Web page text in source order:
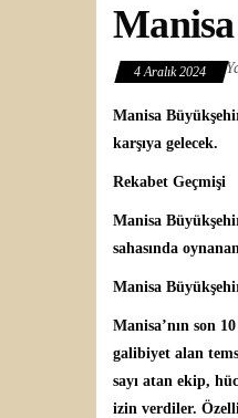
4 Aralık 2024
Manisa
karşıya gelecek.
Rekabet Geçmişi
Manisa
sahasında
Manisa
Manisa’nın son
galibiyet alan
sayı atan ekip,
izin verdiler.